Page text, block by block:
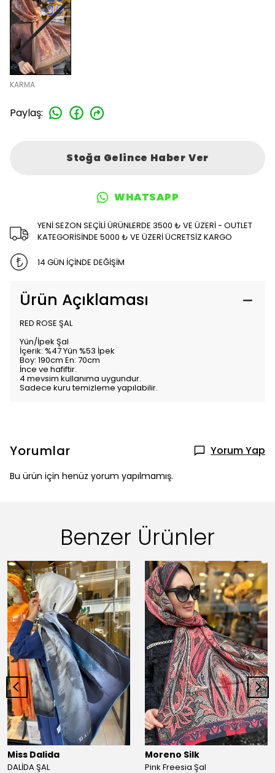
KARMA
Paylaş:
Stoğa Gelince Haber Ver
WHATSAPP
YENİ SEZON SEÇİLİ ÜRÜNLERDE 3500 ₺ VE ÜZERİ - OUTLET
KATEGORİSİNDE 5000 ₺ VE ÜZERİ ÜCRETSİZ KARGO
14 GÜN İÇİNDE DEĞİŞİM
Ürün Açıklaması
RED ROSE ŞAL
Yün/İpek Şal
İçerik: %47 Yün %53 İpek
Boy: 190cm En: 70cm
İnce ve hafiftir.
4 mevsim kullanıma uygundur.
Sadece kuru temizleme yapılabilir.
Yorumlar Yorum Yap
Bu ürün için henüz yorum yapılmamış.
Benzer Ürünler
Miss Dalida
DALİDA ŞAL
Moreno Silk
Pink Freesia Şal